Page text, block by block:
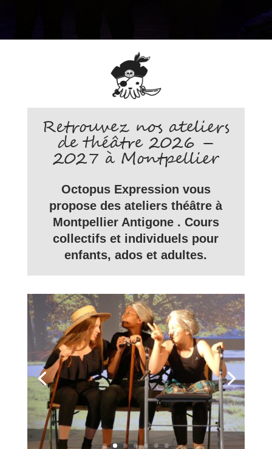
Retrouvez nos ateliers
de théâtre 2026 –
2027 à Montpellier
Octopus Expression vous
propose des ateliers théâtre à
Montpellier Antigone . Cours
collectifs et individuels pour
enfants, ados et adultes.